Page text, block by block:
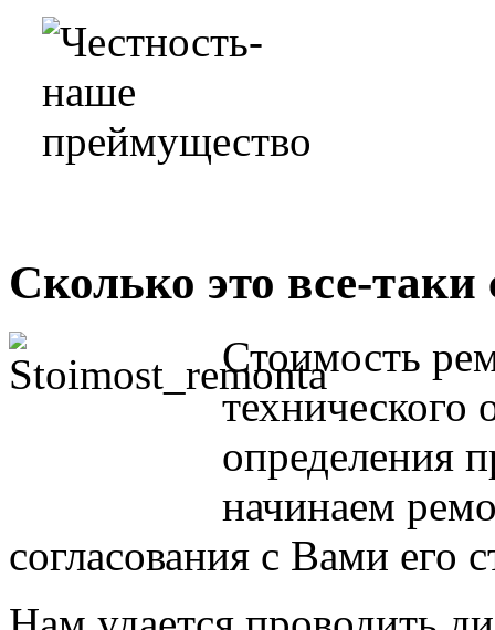
Сколько это все-таки
Стоимость
технического
определения
начинаем
согласования с Вами его